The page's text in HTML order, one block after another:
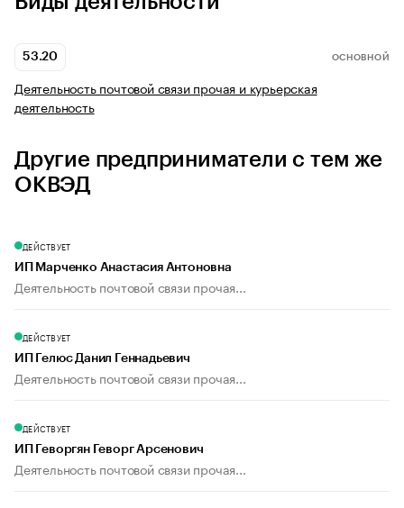
53.20 ОСНОВНОЙ
Деятельность почтовой связи прочая и курьерская
деятельность
Другие предприниматели с тем же
ОКВЭД
ДЕЙСТВУЕТ
ИП Марченко Анастасия Антоновна
Деятельность почтовой связи прочая...
ДЕЙСТВУЕТ
ИП Гелюс Данил Геннадьевич
Деятельность почтовой связи прочая...
ДЕЙСТВУЕТ
ИП Геворгян Геворг Арсенович
Деятельность почтовой связи прочая...